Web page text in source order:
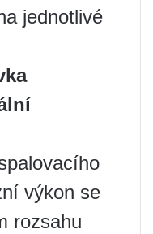
jednotlivé
výkon se
rozsahu